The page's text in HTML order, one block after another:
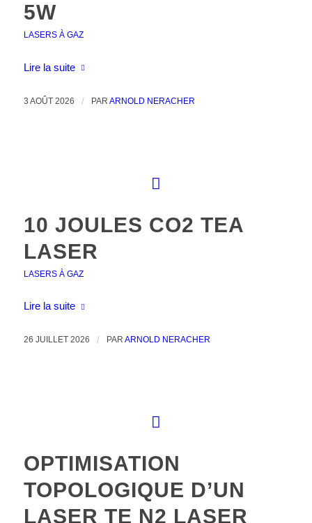
5W
LASERS À GAZ
Lire la suite
3 AOÛT 2026 / PAR ARNOLD NERACHER
10 JOULES CO2 TEA
LASER
LASERS À GAZ
Lire la suite
26 JUILLET 2026 / PAR ARNOLD NERACHER
OPTIMISATION
TOPOLOGIQUE D’UN
LASER TE N2 LASER